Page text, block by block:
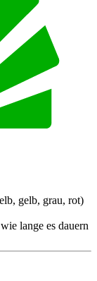
gelb, grau, rot)
lange es dauern